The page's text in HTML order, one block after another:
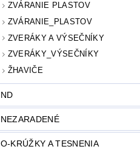
ZVÁRANIE PLASTOV
ZVÁRANIE_PLASTOV
ZVERÁKY A VÝSEČNÍKY
ZVERÁKY_VÝSEČNÍKY
ŽHAVIČE
ND
NEZARADENÉ
O-KRÚŽKY A TESNENIA